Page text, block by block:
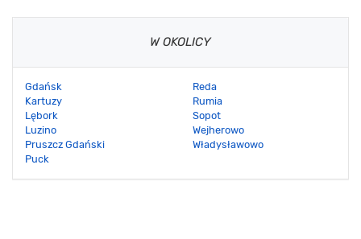
W OKOLICY
Gdańsk
Kartuzy
Lębork
Luzino
Pruszcz Gdański
Puck
Reda
Rumia
Sopot
Wejherowo
Władysławowo